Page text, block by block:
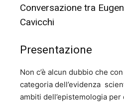
Conversazione tra
Cavicchi
Presentazione
Non c’è alcun dubbio che
categoria dell’evidenza
ambiti dell’epistemologia